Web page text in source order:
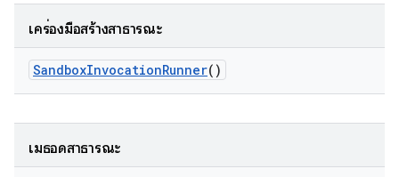
เครื่องมือสร้างสาธารณะ
SandboxInvocationRunner()
เมธอดสาธารณะ